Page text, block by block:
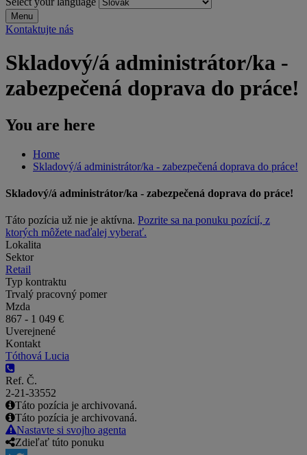
Menu
Kontaktujte nás
Skladový/á administrátor/ka -
zabezpečená doprava do práce!
You are here
Home
Skladový/á administrátor/ka - zabezpečená doprava do práce!
Skladový/á administrátor/ka - zabezpečená doprava do práce!
Táto pozícia už nie je aktívna. Pozrite sa na ponuku pozícií, z
ktorých môžete naďalej vyberať.
Lokalita
Sektor
Retail
Typ kontraktu
Trvalý pracovný pomer
Mzda
867 - 1 049 €
Uverejnené
Kontakt
Tóthová Lucia
Ref. Č.
2-21-33552
Táto pozícia je archivovaná.
Táto pozícia je archivovaná.
Nastavte si svojho agenta
Zdieľať túto ponuku